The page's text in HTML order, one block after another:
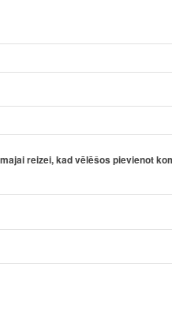
reizei, kad vēlēšos pievienot